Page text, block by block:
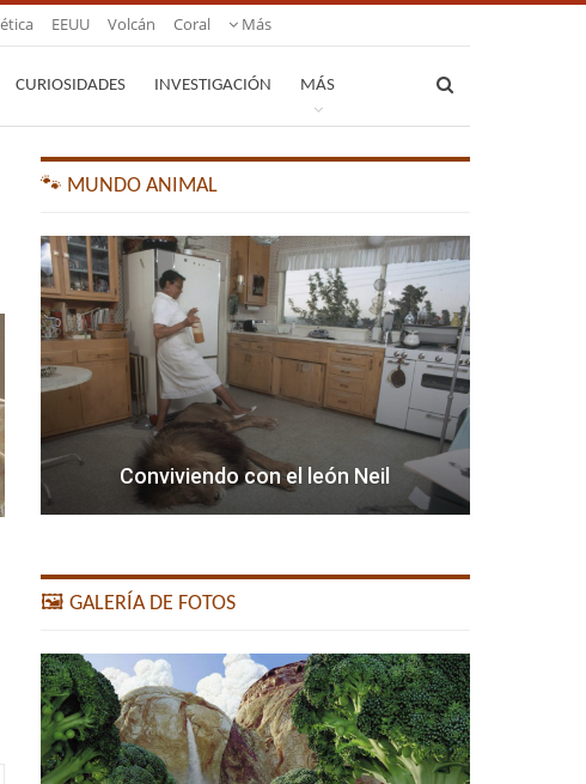
EEUU Volcán Coral Más
CURIOSIDADES INVESTIGACIÓN MÁS
🐾 MUNDO ANIMAL
Conviviendo con el león Neil
🖼️ GALERÍA DE FOTOS